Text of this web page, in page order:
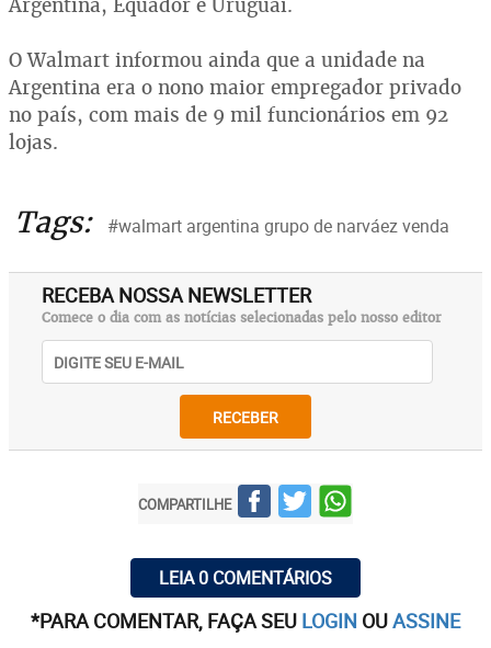
O Walmart informou ainda que a unidade na
Argentina era o nono maior empregador privado
no país, com mais de 9 mil funcionários em 92
lojas.
Tags: #walmart argentina grupo de narváez venda
RECEBA NOSSA NEWSLETTER
Comece o dia com as notícias selecionadas pelo nosso editor
RECEBER
COMPARTILHE
LEIA 0 COMENTÁRIOS
*PARA COMENTAR, FAÇA SEU LOGIN OUASSINE